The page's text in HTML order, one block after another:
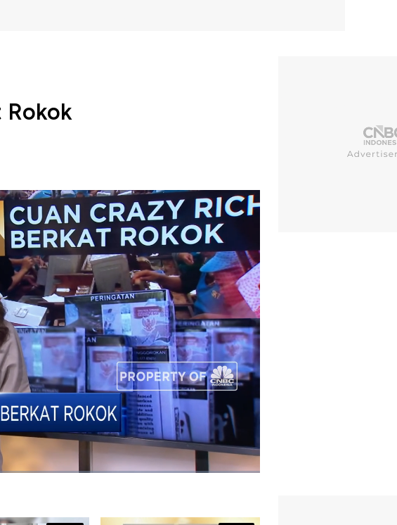
Rokok
berbagai aspek, pemerintah resmi
rata-rata 12,5% dari cukai hasil tembakau
ini tak bisa dipungkiri industri rokok menjadi
program Power Lunch di CNBC Indonesia
#wismilak